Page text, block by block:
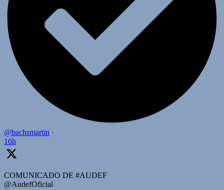
@bachsmartin ·
16h
COMUNICADO DE #AUDEF
@AudefOficial